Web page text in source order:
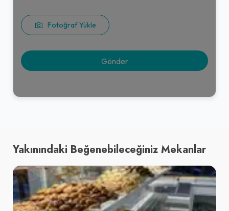
Fotoğraf Yükle
Yakınındaki Beğenebileceğiniz Mekanlar